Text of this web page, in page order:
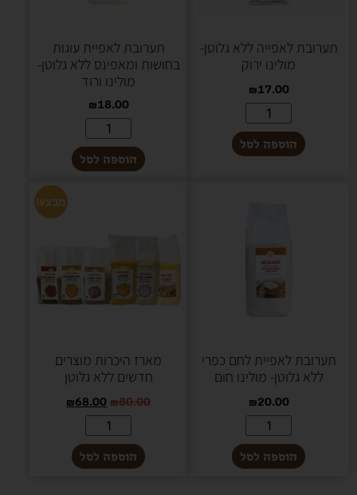
תערובת לאפייה ללא גלוטן-
מולינו ירוק
₪17.00
הוספה לסל
תערובת לאפיית עוגות
בחושות ומאפינס ללא גלוטן-
מולינו ורוד
₪18.00
הוספה לסל
תערובת לאפיית לחם כפרי
ללא גלוטן- מולינו חום
₪20.00
הוספה לסל
מבצע!
מארז היכרות מוצרים
חדשים ללא גלוטן
₪80.00
₪68.00
הוספה לסל